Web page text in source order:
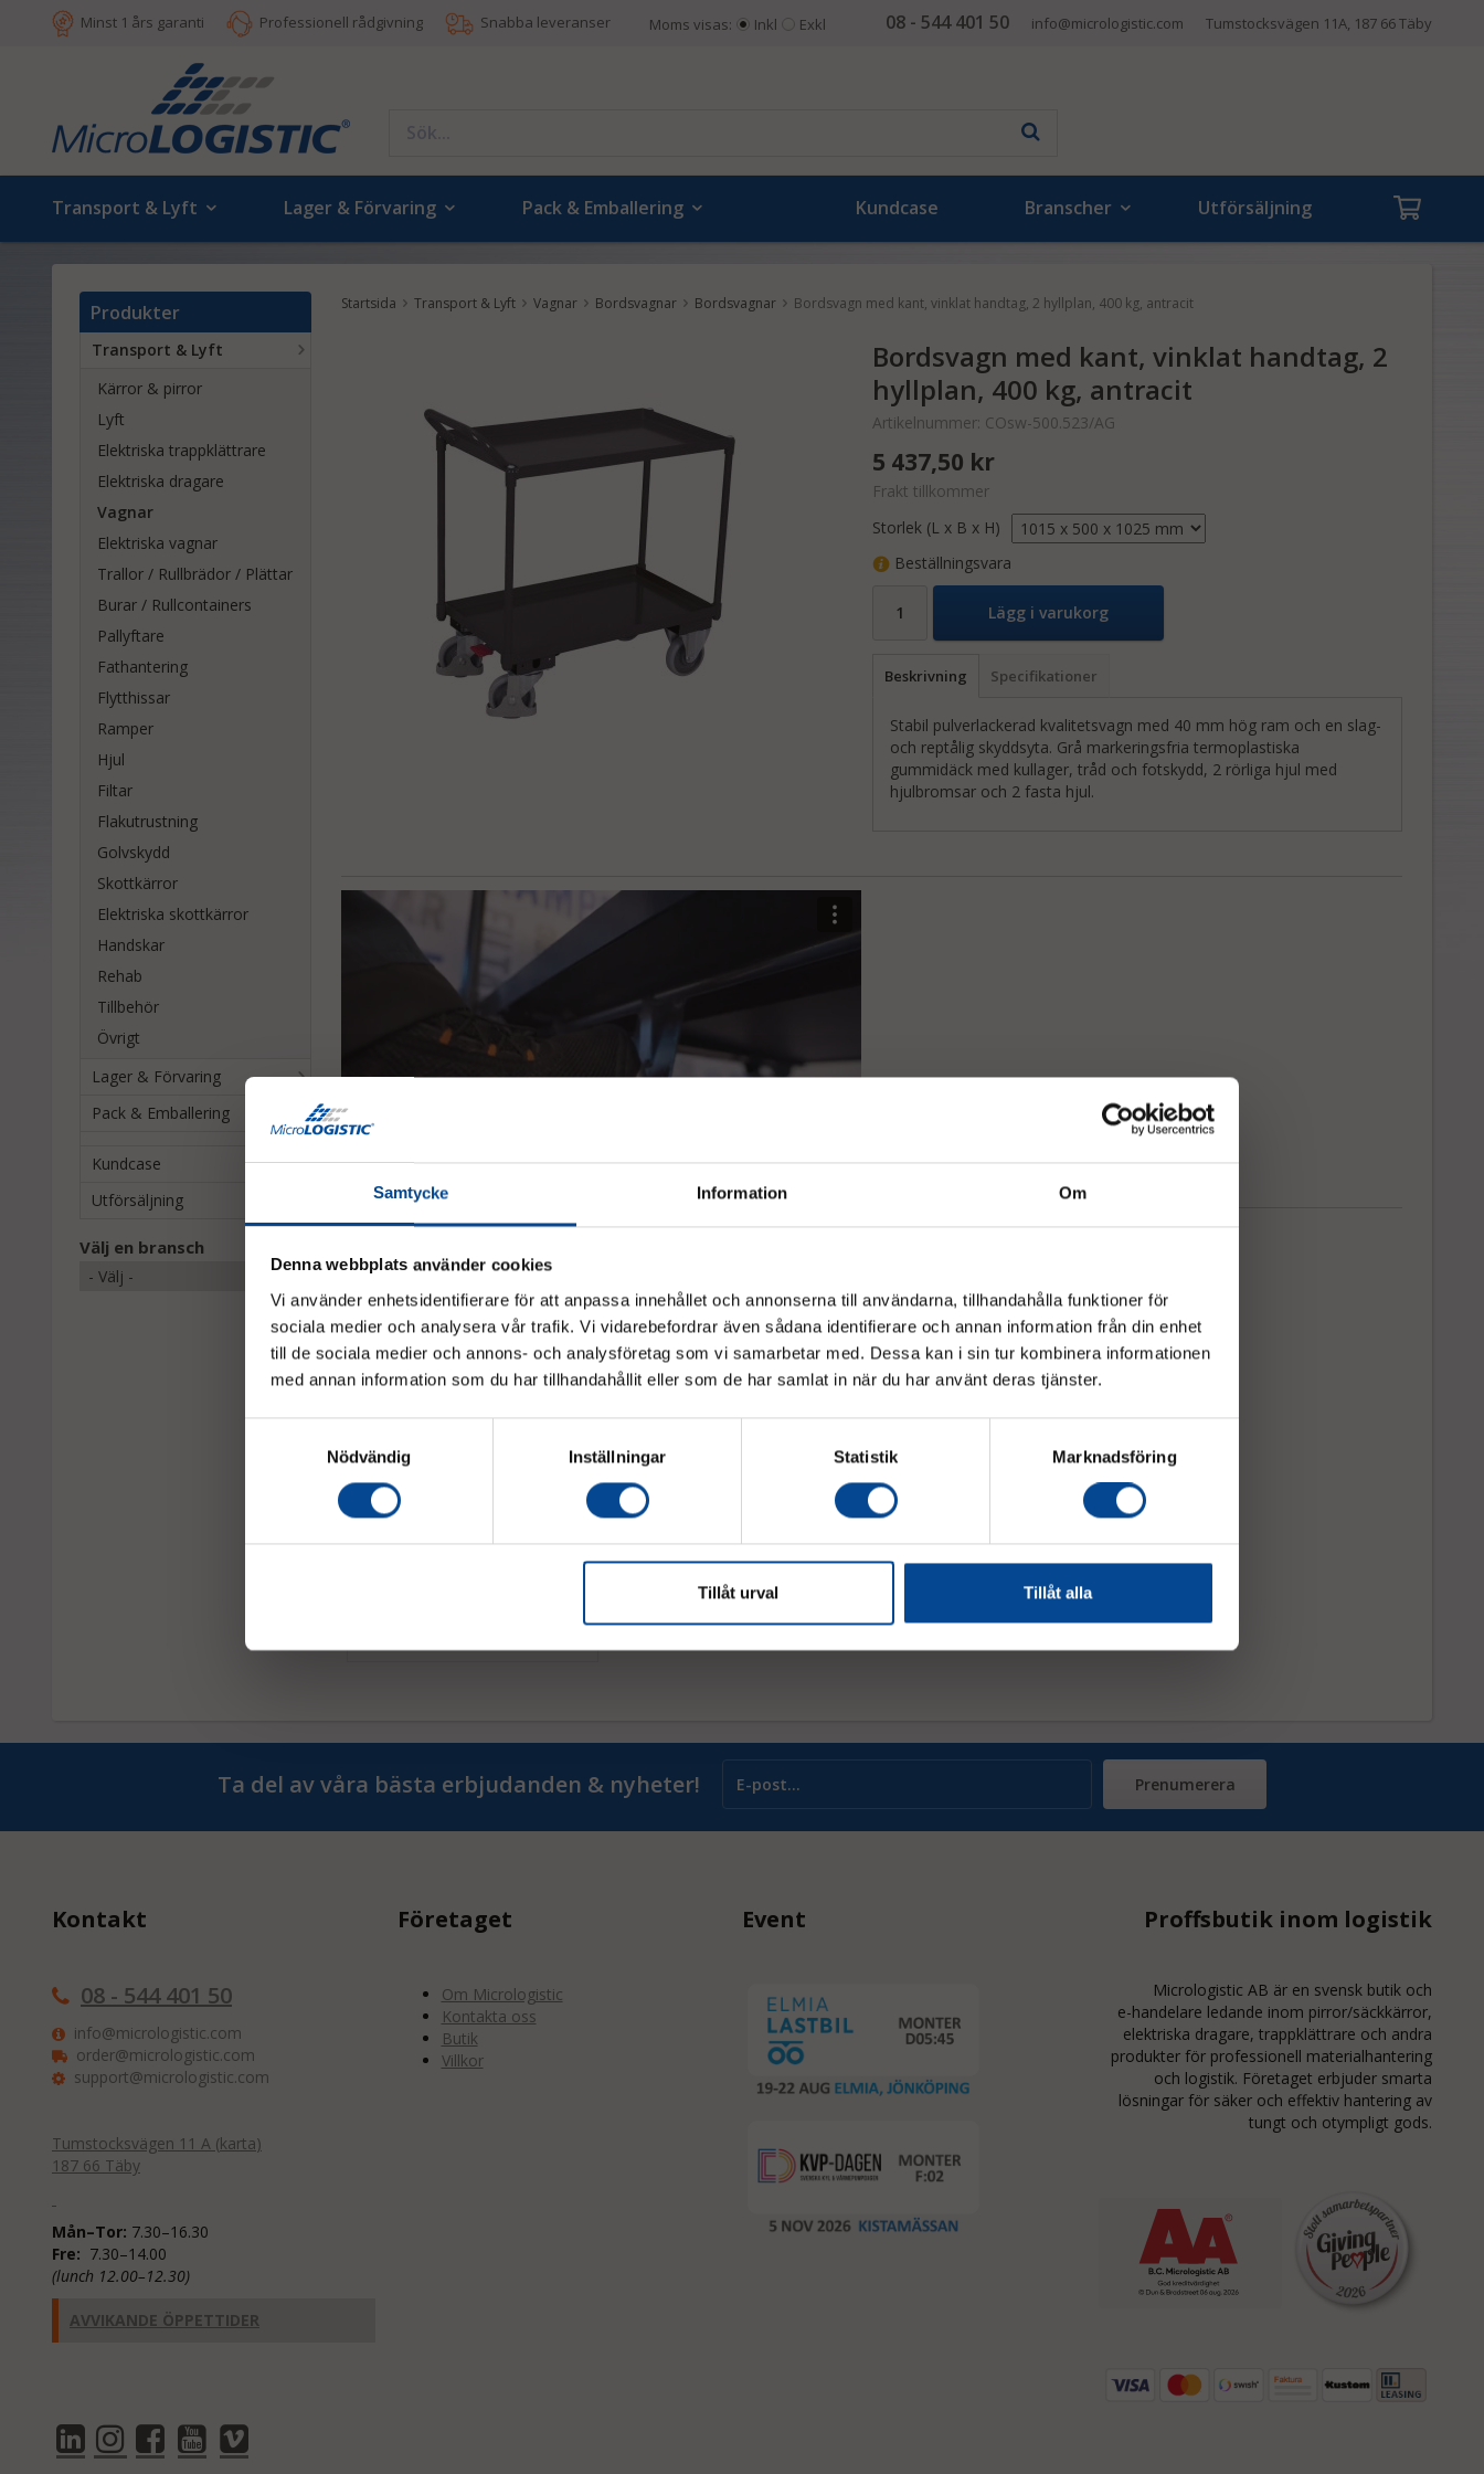
Samtycke Information Om
Denna webbplats använder cookies
Vi använder enhetsidentifierare för att anpassa innehållet och annonserna till användarna, tillhandahålla funktioner för
sociala medier och analysera vår trafik. Vi vidarebefordrar även sådana identifierare och annan information från din enhet
till de sociala medier och annons- och analysföretag som vi samarbetar med. Dessa kan i sin tur kombinera informationen
med annan information som du har tillhandahållit eller som de har samlat in när du har använt deras tjänster.
Nödvändig
Inställningar Statistik Marknadsföring
Tillåt urval Tillåt alla
Minst 1 års garanti Professionell rådgivning Snabba leveranser 08 - 544 401 50 info@micrologistic.com Tumstocksvägen 11A, 187 66 Täby
Moms visas: Inkl Exkl
Transport & Lyft Lager & Förvaring Pack & Emballering Kundcase Branscher Utförsäljning
Produkter
Transport & Lyft
Kärror & pirror
Lyft
Elektriska trappklättrare
Elektriska dragare
Vagnar
Elektriska vagnar
Trallor / Rullbrädor / Plättar
Burar / Rullcontainers
Pallyftare
Fathantering
Flytthissar
Ramper
Hjul
Filtar
Flakutrustning
Golvskydd
Skottkärror
Elektriska skottkärror
Handskar
Rehab
Tillbehör
Övrigt
Lager & Förvaring
Pack & Emballering
Kundcase
Utförsäljning
Välj en bransch
Startsida Transport & Lyft Vagnar Bordsvagnar Bordsvagnar Bordsvagn med kant, vinklat handtag, 2 hyllplan, 400 kg, antracit
Bordsvagn med kant, vinklat handtag, 2
hyllplan, 400 kg, antracit
Artikelnummer: COsw-500.523/AG
5 437,50 kr
Frakt tillkommer
Storlek (L x B x H)
Beställningsvara
Lägg i varukorg
Beskrivning Specifikationer
Stabil pulverlackerad kvalitetsvagn med 40 mm hög ram och en slag-
och reptålig skyddsyta. Grå markeringsfria termoplastiska
gummidäck med kullager, tråd och fotskydd, 2 rörliga hjul med
hjulbromsar och 2 fasta hjul.
Tillbehör
Avtagbar stålbehållare för
Ta del av våra bästa erbjudanden & nyheter! Prenumerera
Kontakt
08 - 544 401 50
info@micrologistic.com
order@micrologistic.com
support@micrologistic.com
Tumstocksvägen 11 A (karta)
187 66 Täby
Mån–Tor: 7.30–16.30
Fre: 7.30–14.00
(lunch 12.00–12.30)
AVVIKANDE ÖPPETTIDER
Företaget
Om Micrologistic
Kontakta oss
Butik
Villkor
Event Proffsbutik inom logistik
Micrologistic AB är en svensk butik och
e-handelare ledande inom pirror/säckkärror,
elektriska dragare, trappklättrare och andra
produkter för professionell materialhantering
och logistik. Företaget erbjuder smarta
lösningar för säker och effektiv hantering av
tungt och otympligt gods.
Vänligen välj hur du vill se priserna
Exkl. moms
Inkl. moms